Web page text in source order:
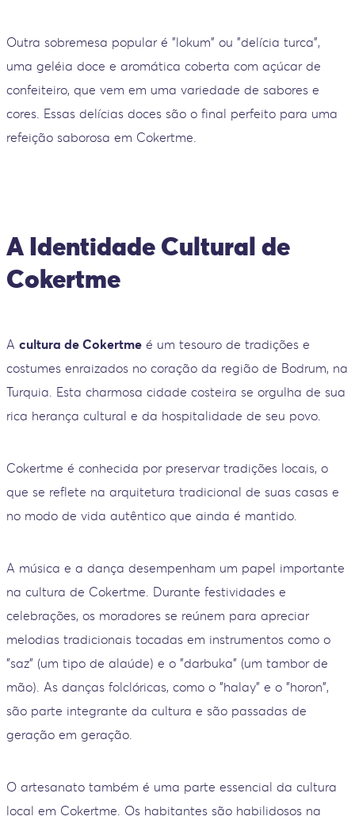
Outra sobremesa popular é "lokum" ou "delícia turca",
uma geléia doce e aromática coberta com açúcar de
confeiteiro, que vem em uma variedade de sabores e
cores. Essas delícias doces são o final perfeito para uma
refeição saborosa em Cokertme.
A Identidade Cultural de
Cokertme
A cultura de Cokertme é um tesouro de tradições e
costumes enraizados no coração da região de Bodrum, na
Turquia. Esta charmosa cidade costeira se orgulha de sua
rica herança cultural e da hospitalidade de seu povo.
Cokertme é conhecida por preservar tradições locais, o
que se reflete na arquitetura tradicional de suas casas e
no modo de vida autêntico que ainda é mantido.
A música e a dança desempenham um papel importante
na cultura de Cokertme. Durante festividades e
celebrações, os moradores se reúnem para apreciar
melodias tradicionais tocadas em instrumentos como o
"saz" (um tipo de alaúde) e o "darbuka" (um tambor de
mão). As danças folclóricas, como o "halay" e o "horon",
são parte integrante da cultura e são passadas de
geração em geração.
O artesanato também é uma parte essencial da cultura
local em Cokertme. Os habitantes são habilidosos na